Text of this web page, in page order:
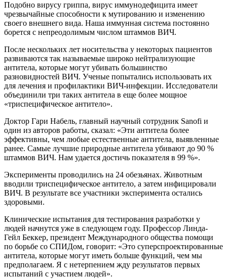
Подобно вирусу гриппа, вирус иммунодефицита имеет
чрезвычайные способности к мутированию и изменению
своего внешнего вида. Наша иммунная система постоянно
борется с непреодолимым числом штаммов ВИЧ.
После нескольких лет носительства у некоторых пациентов
развиваются так называемые широко нейтрализующие
антитела, которые могут убивать большинство
разновидностей ВИЧ. Ученые попытались использовать их
для лечения и профилактики ВИЧ-инфекции. Исследователи
объединили три таких антитела в еще более мощное
«триспецифическое антитело».
Доктор Гари Набель, главный научный сотрудник Sanofi и
один из авторов работы, сказал: «Эти антитела более
эффективны, чем любые естественные антитела, выявленные
ранее. Самые лучшие природные антитела убивают до 90 %
штаммов ВИЧ. Нам удается достичь показателя в 99 %».
Эксперименты проводились на 24 обезьянах. Животным
вводили триспецифическое антитело, а затем инфицировали
ВИЧ. В результате все участники эксперимента остались
здоровыми.
Клинические испытания для тестирования разработки у
людей начнутся уже в следующем году. Профессор Линда-
Гейл Беккер, президент Международного общества помощи
по борьбе со СПИДом, говорит: «Это суперспроектированные
антитела, которые могут иметь больше функций, чем мы
предполагаем. Я с нетерпением жду результатов первых
испытаний с участием людей».